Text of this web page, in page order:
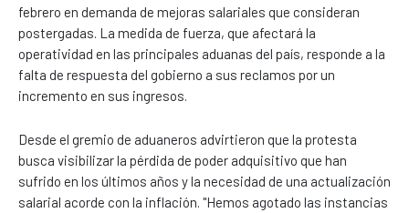
febrero en demanda de mejoras salariales que consideran
postergadas. La medida de fuerza, que afectará la
operatividad en las principales aduanas del país, responde a la
falta de respuesta del gobierno a sus reclamos por un
incremento en sus ingresos.
Desde el gremio de aduaneros advirtieron que la protesta
busca visibilizar la pérdida de poder adquisitivo que han
sufrido en los últimos años y la necesidad de una actualización
salarial acorde con la inflación. "Hemos agotado las instancias